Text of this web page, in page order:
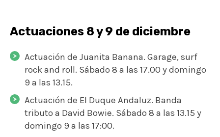
Actuaciones 8 y 9 de diciembre
Actuación de Juanita Banana. Garage, surf
rock and roll. Sábado 8 a las 17.00 y domingo
9 a las 13.15.
Actuación de El Duque Andaluz. Banda
tributo a David Bowie. Sábado 8 a las 13.15 y
domingo 9 a las 17:00.